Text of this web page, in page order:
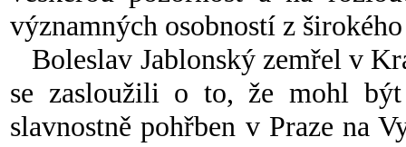
významných osobností z
Boleslav Jablonský zemřel v
se zasloužili o to, že mohl
slavnostně pohřben v Praze na